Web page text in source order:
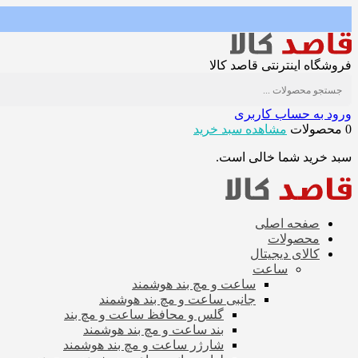
فروشگاه اینترنتی قاصد کالا
ورود به حساب کاربری
0 محصولات
مشاهده سبد خرید
سبد خرید شما خالی است.
صفحه اصلی
محصولات
کالای دیجیتال
ساعت
ساعت و مچ بند هوشمند
جانبی ساعت و مچ بند هوشمند
گلس و محافظ ساعت و مچ بند
بند ساعت و مچ بند هوشمند
شارژر ساعت و مچ بند هوشمند